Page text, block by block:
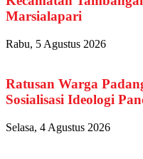
Marsialapari
Rabu, 5 Agustus 2026
Ratusan Warga
Sosialisasi Ideologi
Selasa, 4 Agustus 2026